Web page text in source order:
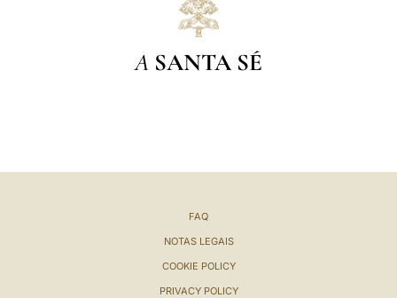
A SANTA SÉ
FAQ
NOTAS LEGAIS
COOKIE POLICY
PRIVACY POLICY